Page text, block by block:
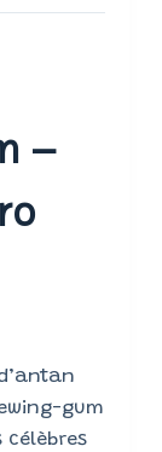
–
gum
célèbres